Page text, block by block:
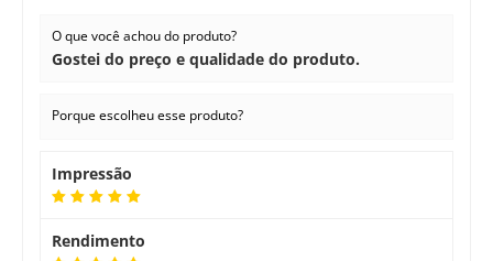
O que você achou do produto?
Gostei do preço e qualidade do produto.
Porque escolheu esse produto?
Impressão
Rendimento